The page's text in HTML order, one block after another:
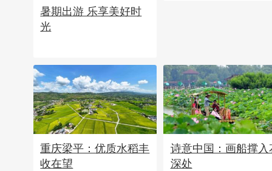
暑期出游 乐享美好时
光
重庆梁平：优质水稻丰
收在望
诗意中国：画船撑入
深处